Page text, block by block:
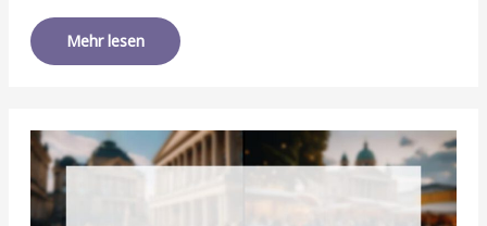
Mehr lesen